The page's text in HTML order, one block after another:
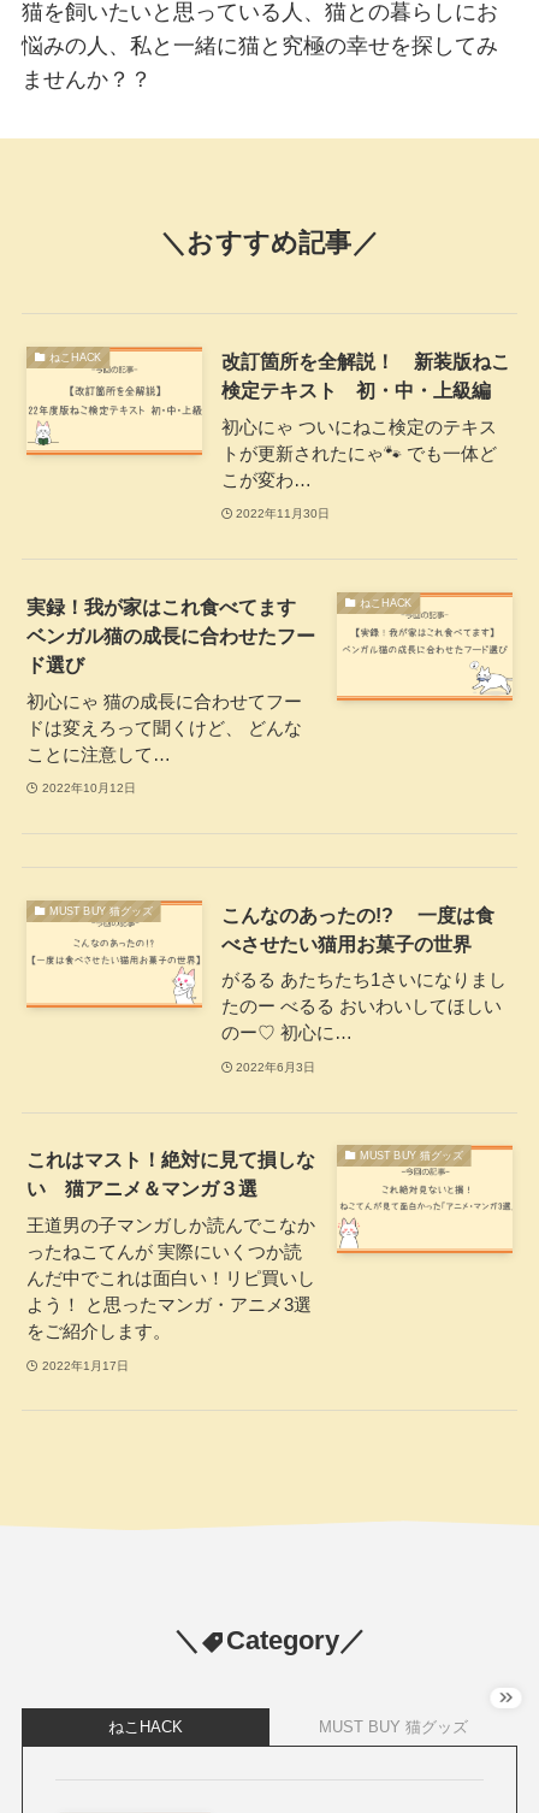
猫を飼いたいと思っている人、猫との暮らしにお
悩みの人、私と一緒に猫と究極の幸せを探してみ
ませんか？？
＼おすすめ記事／
ねこHACK
改訂箇所を全解説！ 新装版ねこ
検定テキスト 初・中・上級編
初心にゃ ついにねこ検定のテキス
トが更新されたにゃ🐾 でも一体ど
こが変わ…
2022年11月30日
ねこHACK
実録！我が家はこれ食べてます
ベンガル猫の成長に合わせたフー
ド選び
初心にゃ 猫の成長に合わせてフー
ドは変えろって聞くけど、 どんな
ことに注意して…
2022年10月12日
MUST BUY 猫グッズ
こんなのあったの!? 一度は食
べさせたい猫用お菓子の世界
がるる あたちたち1さいになりまし
たのー べるる おいわいしてほしい
のー♡ 初心に…
2022年6月3日
MUST BUY 猫グッズ
これはマスト！絶対に見て損しな
い 猫アニメ＆マンガ３選
王道男の子マンガしか読んでこなか
ったねこてんが 実際にいくつか読
んだ中でこれは面白い！リピ買いし
よう！ と思ったマンガ・アニメ3選
をご紹介します。
2022年1月17日
＼ Category／
ねこHACK MUST BUY 猫グッズ